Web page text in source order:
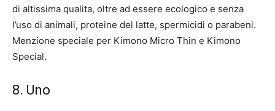
di altissima qualita, oltre ad essere ecologico e senza
l’uso di animali, proteine ​​del latte, spermicidi o parabeni.
Menzione speciale per Kimono Micro Thin e Kimono
Special.
8. Uno